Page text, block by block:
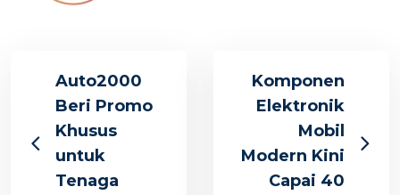
Auto2000
Beri Promo
Khusus
untuk
Tenaga
Komponen
Elektronik
Mobil
Modern Kini
Capai 40